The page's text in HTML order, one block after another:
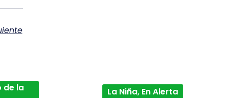
de la La Niña, En Alerta